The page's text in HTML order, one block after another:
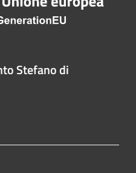
Stefano di